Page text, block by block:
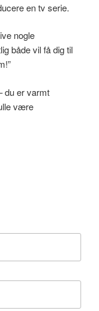
en tv serie.
nogle
både vil få dig til
du er varmt
være